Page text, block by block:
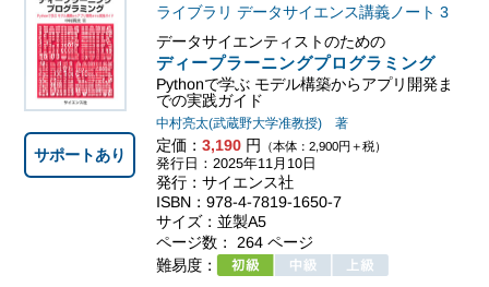
データサイエンティストのための
ディープラーニングプログラミング
Pythonで学ぶ モデル構築からアプリ開発ま
での実践ガイド
ライブラリ データサイエンス講義ノート 3
中村亮太(武蔵野大学准教授) 著
定価： 3,190円 （本体：2,900円＋税）
発行日：2025年11月10日
発行：サイエンス社
ISBN：978-4-7819-1650-7
サイズ：並製A5
ページ数： 264 ページ
難易度：
サポートあり